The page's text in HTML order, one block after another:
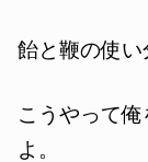
飴と鞭の使い
こうやって
よ。